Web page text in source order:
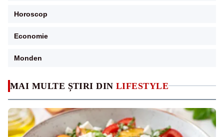
MAI MULTE ȘTIRI DIN LIFESTYLE
Horoscop
Economie
Monden